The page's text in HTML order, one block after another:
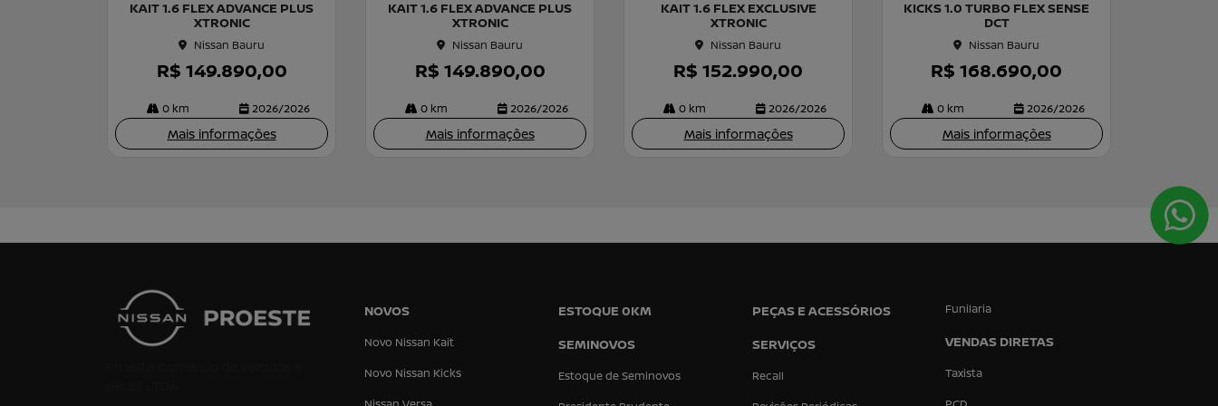
rtil
KAIT 1.6 FLEX ADVANCE PLUS
XTRONIC
Nissan Bauru
R$ 149.890,00
0 km 2026/2026
Mais informações
rtil
KAIT 1.6 FLEX ADVANCE PLUS
XTRONIC
Nissan Bauru
R$ 149.890,00
0 km 2026/2026
Mais informações
KAIT 1.6 FLEX EXCLUSIVE
XTRONIC
Nissan Bauru
R$ 152.990,00
0 km 2026/2026
Mais informações
rtil
KICKS 1.0 TURBO FLEX SENSE
DCT
Nissan Bauru
R$ 168.690,00
0 km 2026/2026
Mais informações
NOVOS
Novo Nissan Kait
Novo Nissan Kicks
ESTOQUE 0KM
SEMINOVOS
Estoque de Seminovos
PEÇAS E ACESSÓRIOS
SERVIÇOS
Recall
Funilaria
VENDAS DIRETAS
Taxista